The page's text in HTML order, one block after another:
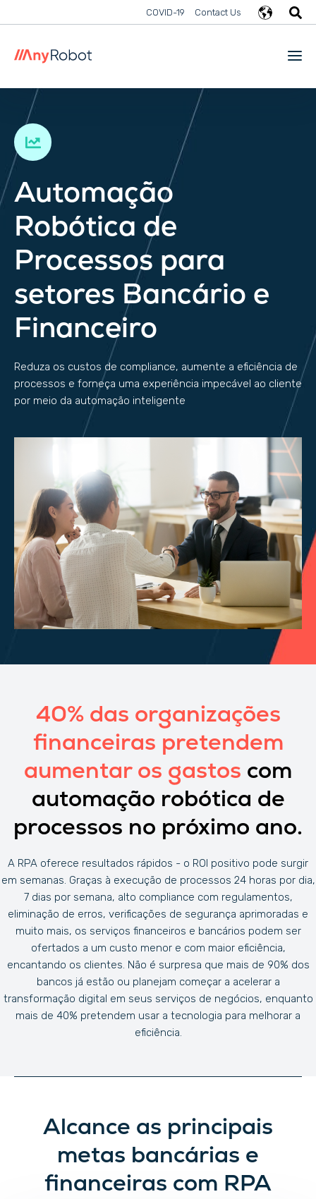
COVID-19 Contact Us
Automação
Robótica de
Processos para
setores Bancário e
Financeiro
Reduza os custos de compliance, aumente a eficiência de
processos e forneça uma experiência impecável ao cliente
por meio da automação inteligente
40% das organizações
financeiras pretendem
aumentar os gastos com
automação robótica de
processos no próximo ano.
A RPA oferece resultados rápidos - o ROI positivo pode surgir
em semanas. Graças à execução de processos 24 horas por dia,
7 dias por semana, alto compliance com regulamentos,
eliminação de erros, verificações de segurança aprimoradas e
muito mais, os serviços financeiros e bancários podem ser
ofertados a um custo menor e com maior eficiência,
encantando os clientes. Não é surpresa que mais de 90% dos
bancos já estão ou planejam começar a acelerar a
transformação digital em seus serviços de negócios, enquanto
mais de 40% pretendem usar a tecnologia para melhorar a
eficiência.
Alcance as principais
metas bancárias e
financeiras com RPA